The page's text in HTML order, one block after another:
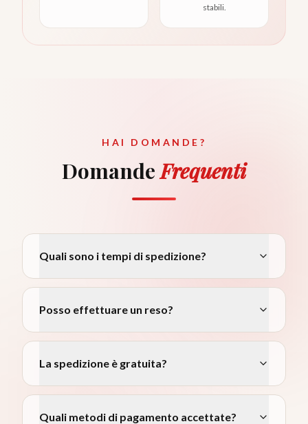
stabili.
HAI DOMANDE?
DomandeFrequenti
Quali sono i tempi di spedizione?
Posso effettuare un reso?
La spedizione è gratuita?
Quali metodi di pagamento accettate?